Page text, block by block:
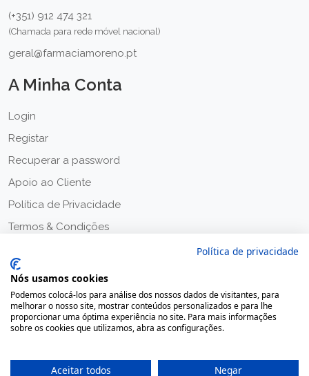
(+351) 912 474 321
(Chamada para rede móvel nacional)
geral@farmaciamoreno.pt
A Minha Conta
Login
Registar
Recuperar a password
Apoio ao Cliente
Política de Privacidade
Termos & Condições
Política de privacidade
Nós usamos cookies
Podemos colocá-los para análise dos nossos dados de visitantes, para
melhorar o nosso site, mostrar conteúdos personalizados e para lhe
proporcionar uma óptima experiência no site. Para mais informações
sobre os cookies que utilizamos, abra as configurações.
Aceitar todos Negar